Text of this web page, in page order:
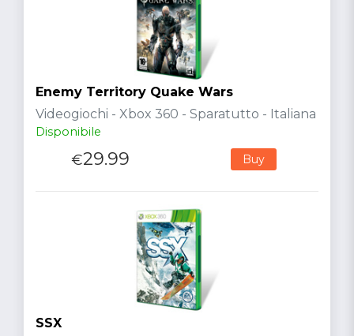
Enemy Territory Quake Wars
Videogiochi - Xbox 360 - Sparatutto - Italiana
Disponibile
€29.99 Buy
SSX